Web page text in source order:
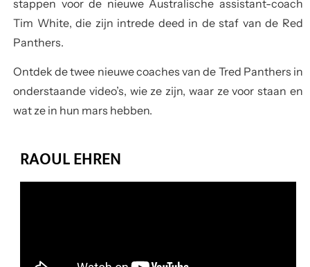
stappen voor de nieuwe Australische assistant-coach
Tim White, die zijn intrede deed in de staf van de Red
Panthers.
Ontdek de twee nieuwe coaches van de Tred Panthers in
onderstaande video’s, wie ze zijn, waar ze voor staan en
wat ze in hun mars hebben.
RAOUL EHREN